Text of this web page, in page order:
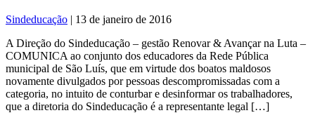
Sindeducação
13 de janeiro de 2016
A Direção do Sindeducação – gestão Renovar & Avançar na Luta –
COMUNICA ao conjunto dos educadores da Rede Pública
municipal de São Luís, que em virtude dos boatos maldosos
novamente divulgados por pessoas descompromissadas com a
categoria, no intuito de conturbar e desinformar os trabalhadores,
que a diretoria do Sindeducação é a representante legal […]